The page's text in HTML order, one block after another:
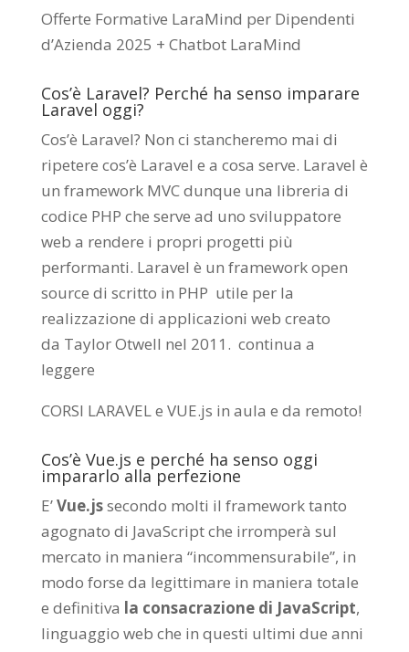
Offerte Formative LaraMind per Dipendenti
d’Azienda 2025 + Chatbot LaraMind
Cos’è Laravel? Perché ha senso imparare
Laravel oggi?
Cos’è Laravel? Non ci stancheremo mai di
ripetere cos’è Laravel e a cosa serve. Laravel è
un framework MVC dunque una libreria di
codice PHP che serve ad uno sviluppatore
web a rendere i propri progetti più
performanti. Laravel è un framework open
source di scritto in PHP utile per la
realizzazione di applicazioni web creato
da Taylor Otwell nel 2011. continua a
leggere
CORSI LARAVEL e VUE.js in aula e da remoto!
Cos’è Vue.js e perché ha senso oggi
impararlo alla perfezione
E’Vue.jssecondo molti il framework tanto
agognato di JavaScript che irromperà sul
mercato in maniera “incommensurabile”, in
modo forse da legittimare in maniera totale
e definitiva la consacrazione di JavaScript,
linguaggio web che in questi ultimi due anni